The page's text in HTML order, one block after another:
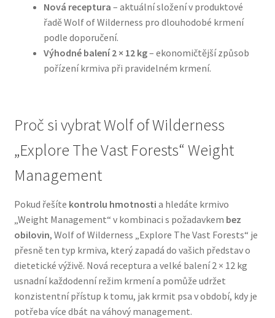
Přepravky pro psy
Purizon pro psy — Vysoký obsah masa, bez obilovin
Vodítka a obojky
Wolf of Wilderness
Nová receptura – aktuální složení v produktové
řadě Wolf of Wilderness pro dlouhodobé krmení
podle doporučení.
Výhodné balení 2 × 12 kg– ekonomičtější způsob
pořízení krmiva při pravidelném krmení.
Proč si vybrat Wolf of Wilderness
„Explore The Vast Forests“ Weight
Management
Pokud řešíte kontrolu hmotnosti a hledáte krmivo
„Weight Management“ v kombinaci s požadavkem bez
obilovin, Wolf of Wilderness „Explore The Vast Forests“ je
přesně ten typ krmiva, který zapadá do vašich představ o
dietetické výživě. Nová receptura a velké balení 2 × 12 kg
usnadní každodenní režim krmení a pomůže udržet
konzistentní přístup k tomu, jak krmit psa v období, kdy je
potřeba více dbát na váhový management.